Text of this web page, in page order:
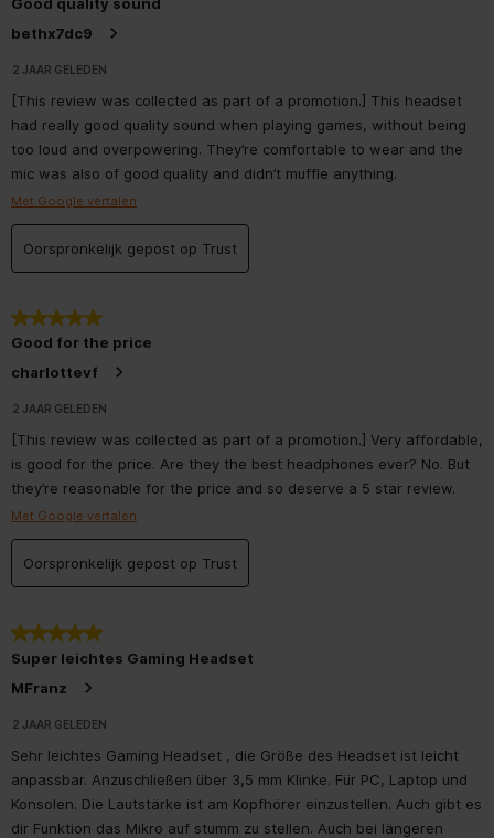
bethx7dc9
2 JAAR GELEDEN
[This review was collected as part of a promotion.] This headset
had really good quality sound when playing games, without being
too loud and overpowering. They’re comfortable to wear and the
mic was also of good quality and didn’t muffle anything.
Met Google vertalen
Oorspronkelijk gepost op Trust
5 van 5 sterren.
Good for the price
charlottevf
2 JAAR GELEDEN
[This review was collected as part of a promotion.] Very affordable,
is good for the price. Are they the best headphones ever? No. But
they’re reasonable for the price and so deserve a 5 star review.
Met Google vertalen
Oorspronkelijk gepost op Trust
5 van 5 sterren.
Super leichtes Gaming Headset
MFranz
2 JAAR GELEDEN
Sehr leichtes Gaming Headset , die Größe des Headset ist leicht
anpassbar. Anzuschließen über 3,5 mm Klinke. Für PC, Laptop und
Konsolen. Die Lautstärke ist am Kopfhörer einzustellen. Auch gibt es
dir Funktion das Mikro auf stumm zu stellen. Auch bei längeren